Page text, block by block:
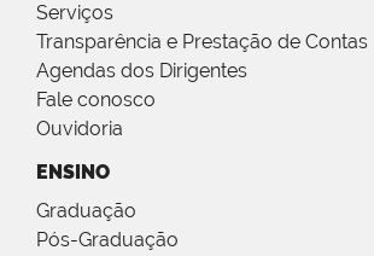
Serviços
Transparência e Prestação de Contas
Agendas dos Dirigentes
Fale conosco
Ouvidoria
ENSINO
Graduação
Pós-Graduação